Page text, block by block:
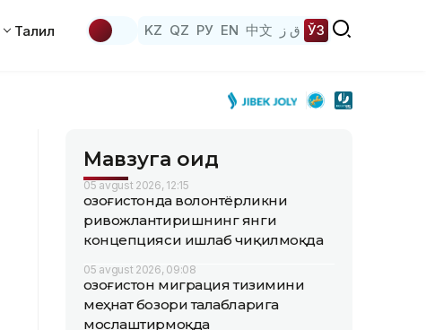
Таҳлил KZ QZ РУ EN 中文 ق ز ЎЗ
Мавзуга оид
05 avgust 2026, 12:15
Қозоғистонда волонтёрликни
ривожлантиришнинг янги
концепцияси ишлаб чиқилмоқда
05 avgust 2026, 09:08
Қозоғистон миграция тизимини
меҳнат бозори талабларига
мослаштирмоқда